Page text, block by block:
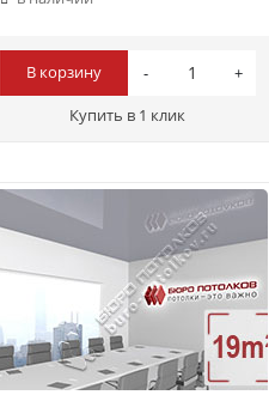
В корзину
Купить в 1 клик